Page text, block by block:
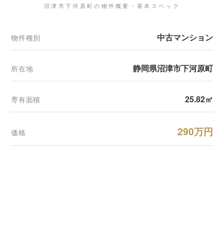
沼津市下河原町の物件概要・基本スペック
物件種別 中古マンション
所在地 静岡県沼津市下河原町
専有面積 25.82㎡
価格 290万円